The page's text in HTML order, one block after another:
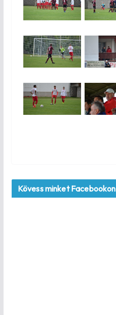
Kövess minket Facebookon